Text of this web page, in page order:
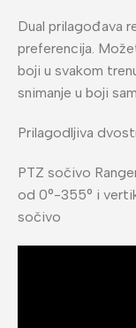
Dual prilagođava
preferencija.
boji u svakom
snimanje u boji
Prilagodljiva
PTZ sočivo
od 0°-355° i
sočivo